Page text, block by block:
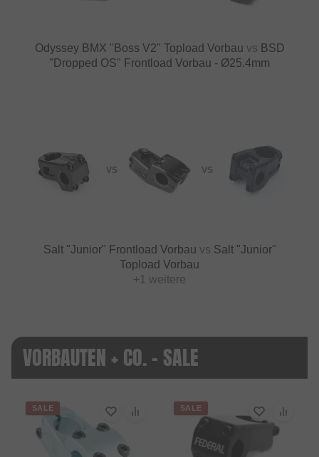
Odyssey BMX "Boss V2" Topload Vorbau vs BSD
"Dropped OS" Frontload Vorbau - Ø25.4mm
VS VS
Salt "Junior" Frontload Vorbau vs Salt "Junior"
Topload Vorbau
+1 weitere
VORBAUTEN + CO. - SALE
SALE SALE